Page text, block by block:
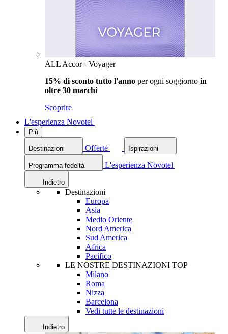
ALL Accor+ Voyager
15% di sconto tutto l'anno per ogni soggiorno in
oltre 30 marchi
Scoprire
L'esperienza Novotel
Più
Destinazioni Offerte Ispirazioni
Programma fedeltà L'esperienza Novotel
Indietro
Destinazioni
Europa
Asia
Medio Oriente
Nord America
Sud America
Africa
Pacifico
LE NOSTRE DESTINAZIONI TOP
Milano
Roma
Nizza
Barcelona
Vedi tutte le destinazioni
Indietro